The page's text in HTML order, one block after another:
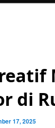
di
17, 2025